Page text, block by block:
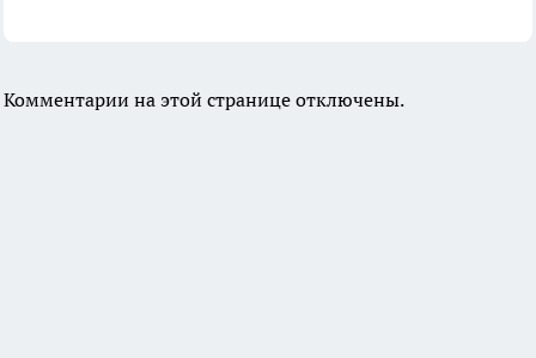
Комментарии на этой странице отключены.